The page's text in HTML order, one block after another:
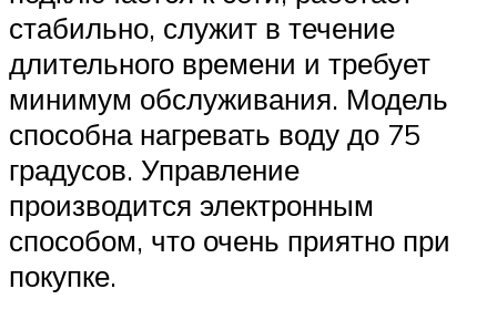
стабильно, служит в течение
длительного времени и требует
минимум обслуживания. Модель
способна нагревать воду до 75
градусов. Управление
производится электронным
способом, что очень приятно при
покупке.